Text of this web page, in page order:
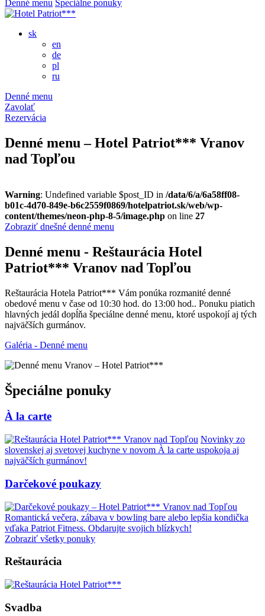
Denné menu Špeciálne ponuky
sk
en
de
pl
ru
Denné menu
Zavolať
Rezervácia
Denné menu – Hotel Patriot*** Vranov
nad Topľou
Warning: Undefined variable $post_ID in /data/6/a/6a58ff08-
b01c-4d70-849e-b6c2559f0869/hotelpatriot.sk/web/wp-
content/themes/neon-php-8-5/image.php on line 27
Zobraziť dnešné denné menu
Denné menu - Reštaurácia Hotel
Patriot*** Vranov nad Topľou
Reštaurácia Hotela Patriot*** Vám ponúka rozmanité denné
obedové menu v čase od 10:30 hod. do 13:00 hod.. Ponuku piatich
hlavných jedál dopĺňa špeciálne denné menu, ktoré uspokojí aj tých
najväčších gurmánov.
Galéria - Denné menu
Špeciálne ponuky
À la carte
Novinky zo
slovenskej aj svetovej kuchyne v novom À la carte uspokoja aj
najväčších gurmánov!
Darčekové poukazy
Romantická večera, zábava v bowling bare alebo lepšia kondička
vďaka Patriot Fitness. Obdarujte svojich blízkych!
Zobraziť všetky ponuky
Reštaurácia
Svadba